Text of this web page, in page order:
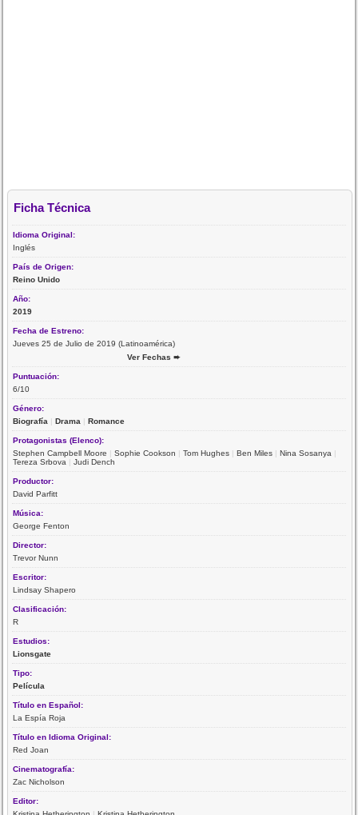
Ficha Técnica
Idioma Original:
Inglés
País de Origen:
Reino Unido
Año:
2019
Fecha de Estreno:
Jueves 25 de Julio de 2019 (Latinoamérica)
Ver Fechas ➨
Puntuación:
6/10
Género:
Biografía |Drama |Romance
Protagonistas (Elenco):
Stephen Campbell Moore |Sophie Cookson |Tom Hughes |Ben Miles |Nina Sosanya |
Tereza Srbova |Judi Dench
Productor:
David Parfitt
Música:
George Fenton
Director:
Trevor Nunn
Escritor:
Lindsay Shapero
Clasificación:
R
Estudios:
Lionsgate
Tipo:
Película
Título en Español:
La Espía Roja
Título en Idioma Original:
Red Joan
Cinematografía:
Zac Nicholson
Editor: